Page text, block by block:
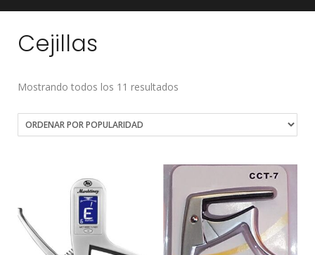
Cejillas
Mostrando todos los 11 resultados